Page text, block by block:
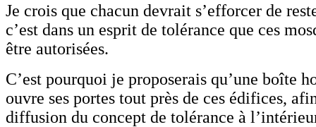
Je crois que chacun devrait s’efforcer de
c’est dans un esprit de tolérance que ces
être autorisées.
C’est pourquoi je proposerais qu’une boîte
ouvre ses portes tout près de ces édifices,
diffusion du concept de tolérance à